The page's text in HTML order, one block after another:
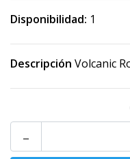
Disponibilidad: 1
Descripción Volcanic
-